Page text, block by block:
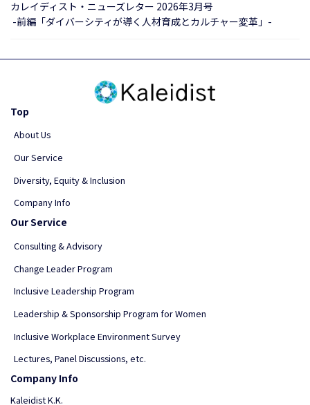
カレイディスト・ニューズレター 2026年3月号
-前編「ダイバーシティが導く人材育成とカルチャー変革」-
Top
About Us
Our Service
Diversity, Equity & Inclusion
Company Info
Our Service
Consulting & Advisory
Change Leader Program
Inclusive Leadership Program
Leadership & Sponsorship Program for Women
Inclusive Workplace Environment Survey
Lectures, Panel Discussions, etc.
Company Info
Kaleidist K.K.